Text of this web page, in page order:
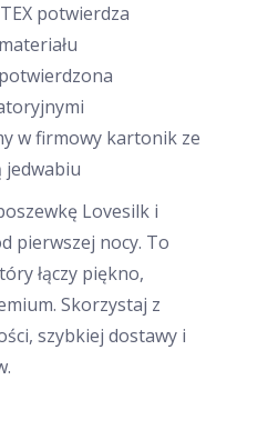
potwierdza
w firmowy kartonik ze
Lovesilk i
pierwszej nocy. To
łączy piękno,
Skorzystaj z
szybkiej dostawy i